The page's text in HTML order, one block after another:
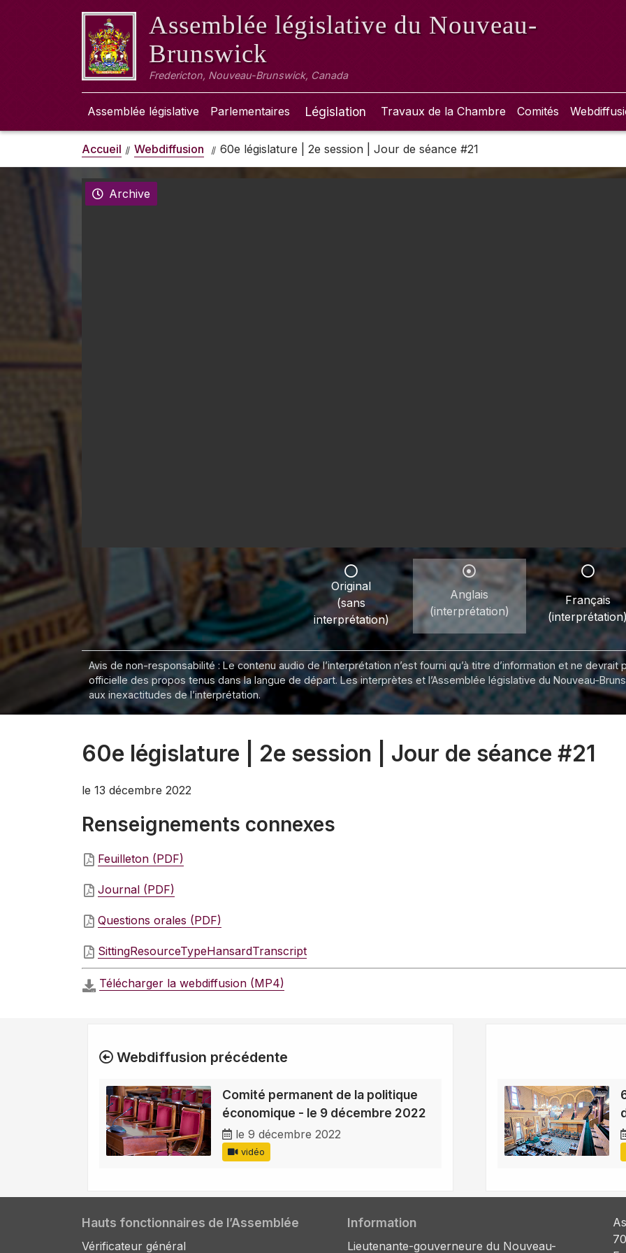
Assemblée législative du Nouveau-
Brunswick
Fredericton, Nouveau-Brunswick, Canada
Assemblée législative Parlementaires Législation Travaux de la Chambre Comités
Accueil Webdiffusion 60e législature | 2e session | Jour de séance #21
Archive
Original
(sans
interprétation)
Anglais
(interprétation)
Français
Avis de non-responsabilité : Le contenu audio de l’interprétation n’est fourni qu’à titre d’information et ne
officielle des propos tenus dans la langue de départ. Les interprètes et l’Assemblée législative du Nouveau-
aux inexactitudes de l’interprétation.
60e législature | 2e session | Jour de séance #21
le 13 décembre 2022
Renseignements connexes
Feuilleton (PDF)
Journal (PDF)
Questions orales (PDF)
SittingResourceTypeHansardTranscript
Télécharger la webdiffusion (MP4)
Webdiffusion précédente
Comité permanent de la politique
économique - le 9 décembre 2022
le 9 décembre 2022
vidéo
Hauts fonctionnaires de l’Assemblée
Vérificateur général
Information
Lieutenante-gouverneure du Nouveau-